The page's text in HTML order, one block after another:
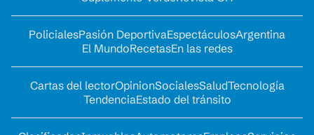
PolicialesPasión DeportivaEspectáculosArgentina
El MundoRecetasEn las redes
Cartas del lectorOpinionSocialesSaludTecnología
TendenciaEstado del tránsito